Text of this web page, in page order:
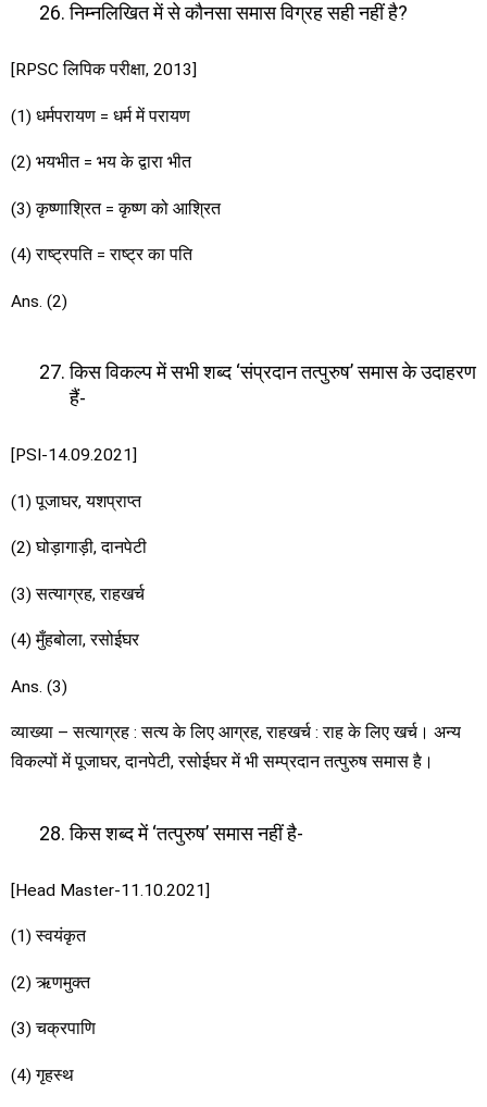
निम्नलिखित में से कौनसा समास विग्रह सही नहीं है?
[RPSC लिपिक परीक्षा, 2013]
(1) धर्मपरायण = धर्म में परायण
(2) भयभीत = भय के द्वारा भीत
(3) कृष्णाश्रित = कृष्ण को आश्रित
(4) राष्ट्रपति = राष्ट्र का पति
Ans. (2)
किस विकल्प में सभी शब्द ‘संप्रदान तत्पुरुष’ समास के उदाहरण
हैं-
[PSI-14.09.2021]
(1) पूजाघर, यशप्राप्त
(2) घोड़ागाड़ी, दानपेटी
(3) सत्याग्रह, राहखर्च
(4) मुँहबोला, रसोईघर
Ans. (3)
व्याख्या – सत्याग्रह : सत्य के लिए आग्रह, राहखर्च : राह के लिए खर्च। अन्य
विकल्पों में पूजाघर, दानपेटी, रसोईघर में भी सम्प्रदान तत्पुरुष समास है।
किस शब्द में ‘तत्पुरुष’ समास नहीं है-
[Head Master-11.10.2021]
(1) स्वयंकृत
(2) ऋणमुक्त
(3) चक्रपाणि
(4) गृहस्थ